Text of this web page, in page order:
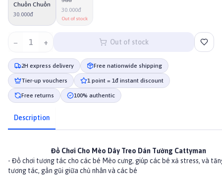
Chuồn Chuồn
30.000đ
30.000đ
Out of stock
− 1 + Out of stock
2H express delivery Free nationwide shipping
Tier-up vouchers 1 point = 1đ instant discount
Free returns 100% authentic
Description
Đồ Chơi Cho Mèo Dây Treo Dán Tường Cattyman
- Đồ chơi tương tác cho các bé Mèo cưng, giúp các bé xả stress, và
tương tác, gần gũi giữa chủ nhân và các bé